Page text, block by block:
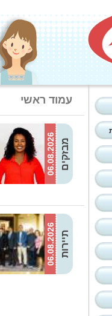
עמוד ראשי
06.08.2026 מבזקים
06.08.2026 תיירות